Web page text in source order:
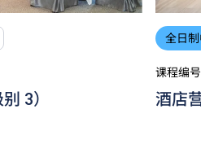
3）
全日
课程编
酒店